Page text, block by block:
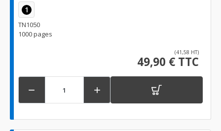
1
TN1050
1000 pages
(41,58 HT)
49,90 € TTC
 